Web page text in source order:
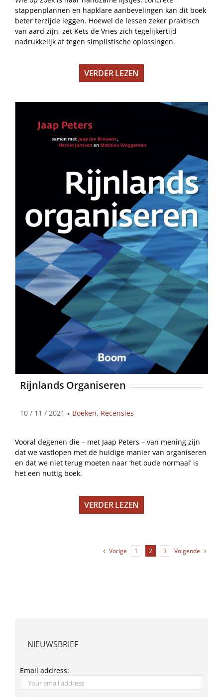
stappenplannen en hapklare aanbevelingen kan dit boek
beter terzijde leggen. Hoewel de lessen zeker praktisch
van aard zijn, zet Kets de Vries zich tegelijkertijd
nadrukkelijk af tegen simplistische oplossingen.
VERDER LEZEN
Rijnlands Organiseren
10 / 11 / 2021 ▪ Boeken, Recensies
Vooral degenen die – met Jaap Peters – van mening zijn
dat we vastlopen met de huidige manier van organiseren
en dat we niet terug moeten naar ‘het oude normaal’ is
het een nuttig boek.
VERDER LEZEN
Vorige 1 2 3 Volgende
NIEUWSBRIEF
Email address: